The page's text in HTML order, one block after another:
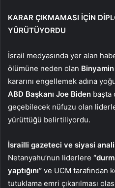
KARAR ÇIKMAMASI İÇİN
YÜRÜTÜYORDU
İsrail medyasında yer alan
ölümüne neden olan
kararını engellemek adına
ABD Başkanı Joe Biden başta
geçebilecek nüfuzu olan
yürüttüğü belirtiliyordu.
İsrailli gazeteci ve siyasi
Netanyahu’nun liderlere
yaptığını” ve UCM tarafından
tutuklama emri çıkarılması